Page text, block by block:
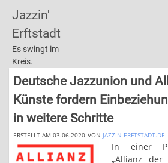
Jazzin'
Erftstadt
Es swingt im
Kreis.
Deutsche Jazzunion und
Künste fordern
in weitere Schritte
ERSTELLT AM 03.06.2020 VON JAZZIN-ERFTSTADT.DE
In einer
„Allianz der